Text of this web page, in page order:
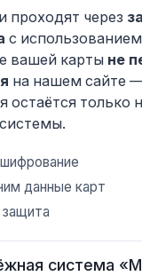
проходят через
с
вашей карты не
на нашем сайте
остаётся только
данные карт
система